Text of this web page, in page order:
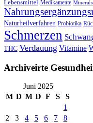
Lebensmittel Medikamente
Naturheilverfahren Probiotika
Schmerzen
THC Verdauung Vitamine
Archiveirte
Juni 2025
M D M D F S
S
1
2
3 4 5 6 7
8